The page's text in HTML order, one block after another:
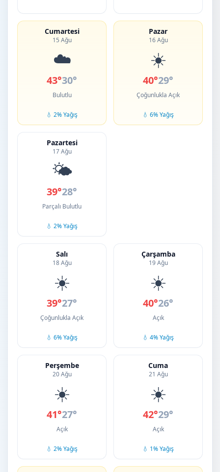
Cumartesi
15 Ağu
☁️
43°30°
Bulutlu
💧 2% Yağış
Pazar
16 Ağu
☀️
40°29°
Çoğunlukla Açık
💧 6% Yağış
Pazartesi
17 Ağu
🌤️
39°28°
Parçalı Bulutlu
💧 2% Yağış
Salı
18 Ağu
☀️
39°27°
Çoğunlukla Açık
💧 6% Yağış
Çarşamba
19 Ağu
☀️
40°26°
Açık
💧 4% Yağış
Perşembe
20 Ağu
☀️
41°27°
Açık
💧 2% Yağış
Cuma
21 Ağu
☀️
42°29°
Açık
💧 1% Yağış